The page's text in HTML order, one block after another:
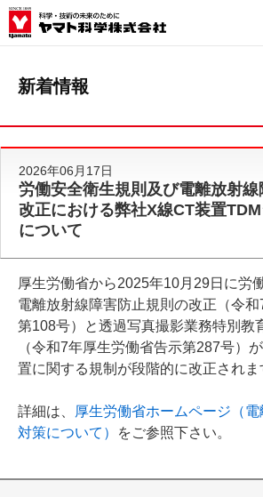
新着情報
2026年06月17日
労働安全衛生規則及び電離放射
改正における弊社X線CT装置
について
厚生労働省から2025年10月29日に労
電離放射線障害防止規則の改正（令
第108号）と透過写真撮影業務特別教
（令和7年厚生労働省告示第287号）
置に関する規制が段階的に改正されま
詳細は、
厚生労働省ホームページ（
対策について）
をご参照下さい。